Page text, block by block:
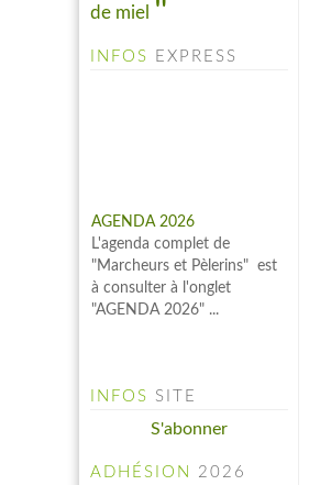
de miel
INFOS EXPRESS
à consulter à l'onglet
"AGENDA 2026" ...
INFOS SITE
S'abonner
ADHÉSION 2026